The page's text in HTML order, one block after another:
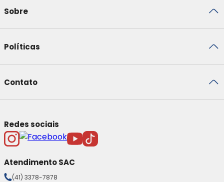
Sobre
Políticas
Contato
Redes sociais
Atendimento SAC
(41) 3378-7878